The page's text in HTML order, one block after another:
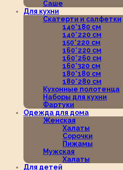
Саше
Для кухни
Скатерти и салфетки
140*180 см
140*220 см
150*220 см
160*220 см
160*260 см
160*320 см
180*180 см
180*280 см
Кухонные полотенца
Наборы для кухни
Фартуки
Одежда для дома
Женская
Халаты
Сорочки
Пижамы
Мужская
Халаты
Для детей